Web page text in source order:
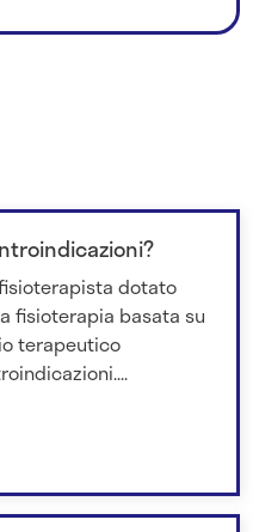
dotato
fisioterapia basata su
terapeutico